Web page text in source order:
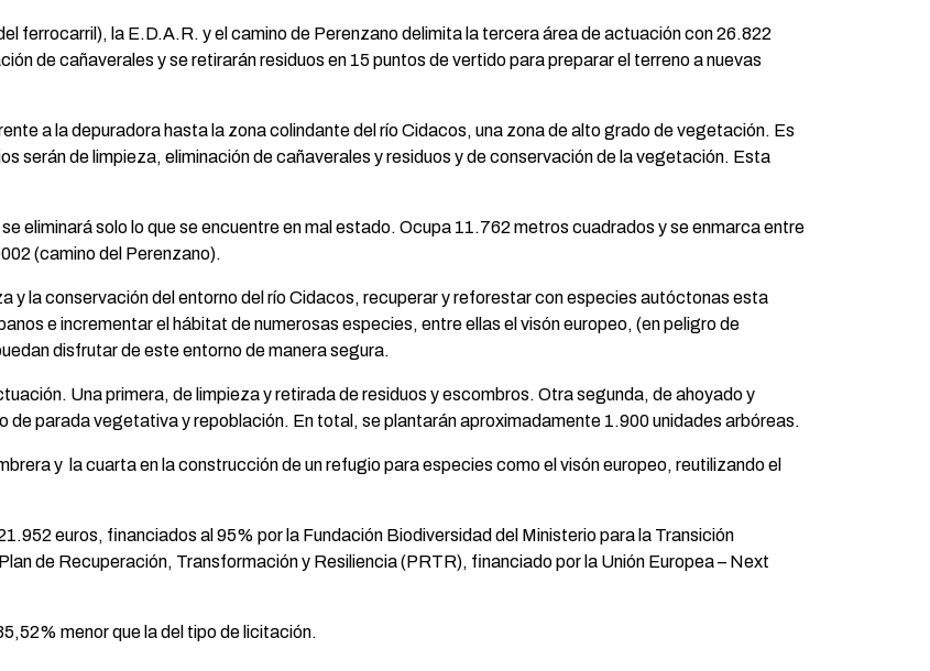
ferrocarril), la E.D.A.R. y el camino de Perenzano delimita la tercera área de actuación con 26.822
de cañaverales y se retirarán residuos en 15 puntos de vertido para preparar el terreno a nuevas
a la depuradora hasta la zona colindante del río Cidacos, una zona de alto grado de vegetación. Es
serán de limpieza, eliminación de cañaverales y residuos y de conservación de la vegetación. Esta
eliminará solo lo que se encuentre en mal estado. Ocupa 11.762 metros cuadrados y se enmarca entre
(camino del Perenzano).
y la conservación del entorno del río Cidacos, recuperar y reforestar con especies autóctonas esta
e incrementar el hábitat de numerosas especies, entre ellas el visón europeo, (en peligro de
disfrutar de este entorno de manera segura.
Una primera, de limpieza y retirada de residuos y escombros. Otra segunda, de ahoyado y
de parada vegetativa y repoblación. En total, se plantarán aproximadamente 1.900 unidades arbóreas.
y la cuarta en la construcción de un refugio para especies como el visón europeo, reutilizando el
euros, financiados al 95% por la Fundación Biodiversidad del Ministerio para la Transición
de Recuperación, Transformación y Resiliencia (PRTR), financiado por la Unión Europea – Next
menor que la del tipo de licitación.